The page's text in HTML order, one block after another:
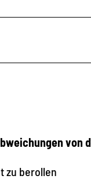
von
zu berollen